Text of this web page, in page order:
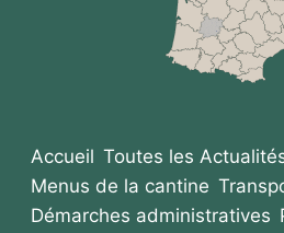
Accueil Toutes les
Menus de la cantine
Démarches administratives